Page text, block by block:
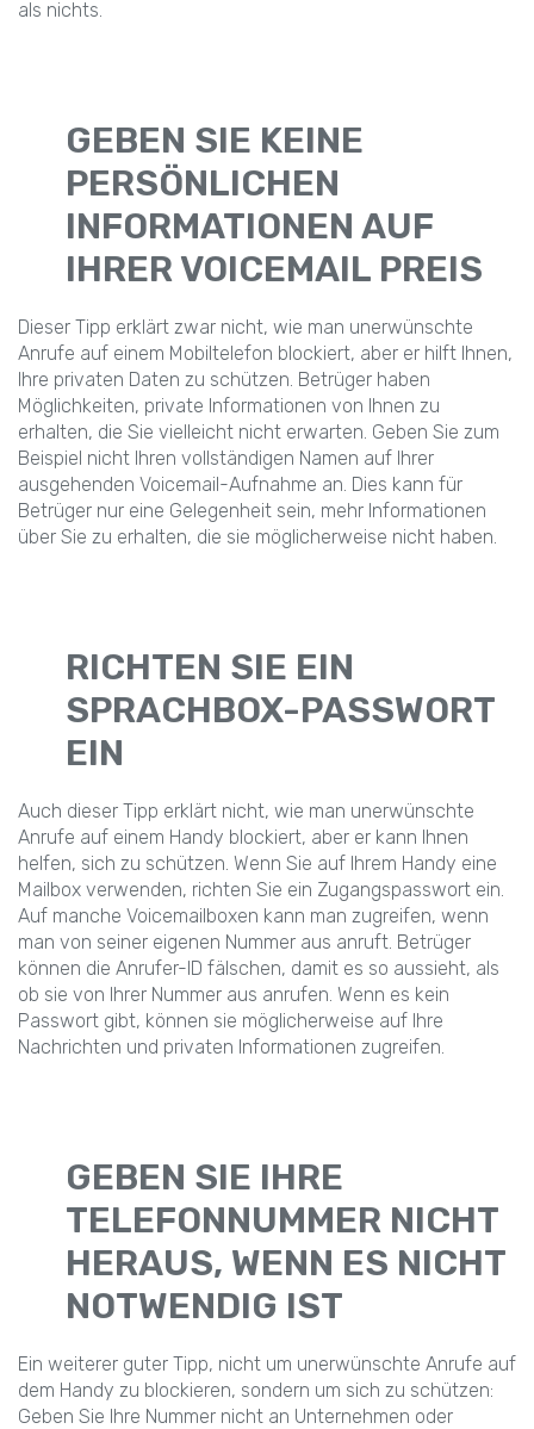
als nichts.
GEBEN SIE KEINE
PERSÖNLICHEN
INFORMATIONEN AUF
IHRER VOICEMAIL PREIS
Dieser Tipp erklärt zwar nicht, wie man unerwünschte
Anrufe auf einem Mobiltelefon blockiert, aber er hilft Ihnen,
Ihre privaten Daten zu schützen. Betrüger haben
Möglichkeiten, private Informationen von Ihnen zu
erhalten, die Sie vielleicht nicht erwarten. Geben Sie zum
Beispiel nicht Ihren vollständigen Namen auf Ihrer
ausgehenden Voicemail-Aufnahme an. Dies kann für
Betrüger nur eine Gelegenheit sein, mehr Informationen
über Sie zu erhalten, die sie möglicherweise nicht haben.
RICHTEN SIE EIN
SPRACHBOX-PASSWORT
EIN
Auch dieser Tipp erklärt nicht, wie man unerwünschte
Anrufe auf einem Handy blockiert, aber er kann Ihnen
helfen, sich zu schützen. Wenn Sie auf Ihrem Handy eine
Mailbox verwenden, richten Sie ein Zugangspasswort ein.
Auf manche Voicemailboxen kann man zugreifen, wenn
man von seiner eigenen Nummer aus anruft. Betrüger
können die Anrufer-ID fälschen, damit es so aussieht, als
ob sie von Ihrer Nummer aus anrufen. Wenn es kein
Passwort gibt, können sie möglicherweise auf Ihre
Nachrichten und privaten Informationen zugreifen.
GEBEN SIE IHRE
TELEFONNUMMER NICHT
HERAUS, WENN ES NICHT
NOTWENDIG IST
Ein weiterer guter Tipp, nicht um unerwünschte Anrufe auf
dem Handy zu blockieren, sondern um sich zu schützen:
Geben Sie Ihre Nummer nicht an Unternehmen oder